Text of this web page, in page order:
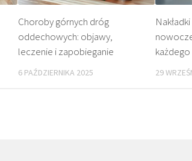
Choroby górnych dróg
oddechowych: objawy,
leczenie i zapobieganie
6 PAŹDZIERNIKA 2025
każdego
29